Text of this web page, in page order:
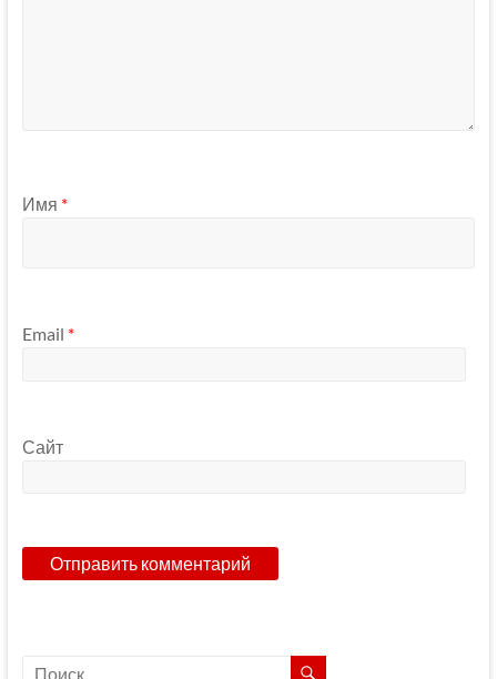
Имя *
Email *
Сайт